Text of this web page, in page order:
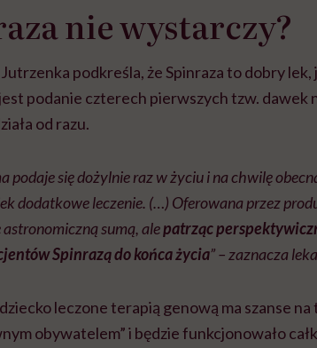
nie wystarczy?
podkreśla, że Spinraza to dobry lek,
podanie czterech pierwszych tzw. dawek
od razu.
podaje się dożylnie raz w życiu i na chwilę
dodatkowe leczenie. (…) Oferowana przez
astronomiczną sumą, alepatrząc
Spinrazą do końca życia” – zaznacza
leczone terapią genową ma szanse na
obywatelem” i będzie funkcjonowało